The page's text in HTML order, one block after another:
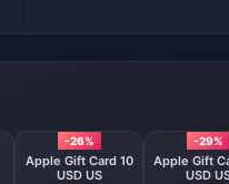
-26%
Apple Gift Card 10
USD US
-29%
Apple Gift
USD